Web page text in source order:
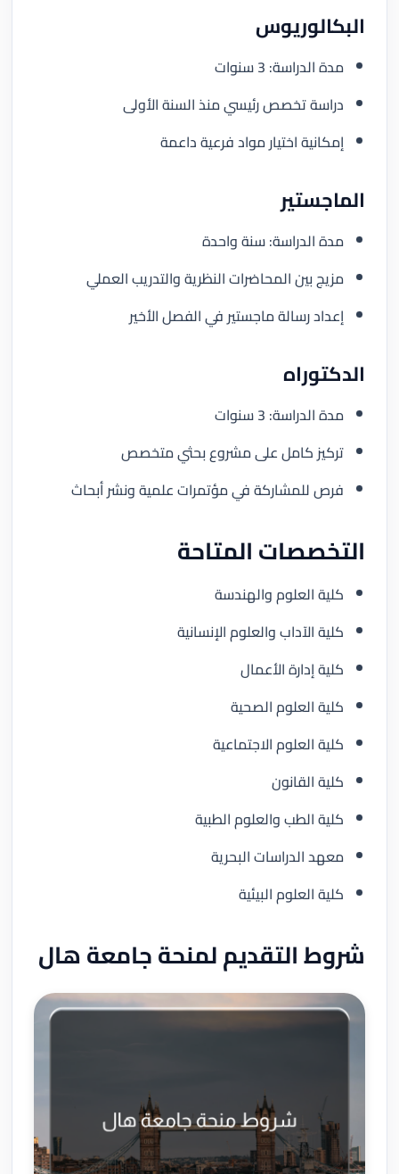
البكالوريوس
مدة الدراسة: 3 سنوات
دراسة تخصص رئيسي منذ السنة الأولى
إمكانية اختيار مواد فرعية داعمة
الماجستير
مدة الدراسة: سنة واحدة
مزيج بين المحاضرات النظرية والتدريب العملي
إعداد رسالة ماجستير في الفصل الأخير
الدكتوراه
مدة الدراسة: 3 سنوات
تركيز كامل على مشروع بحثي متخصص
فرص للمشاركة في مؤتمرات علمية ونشر أبحاث
التخصصات المتاحة
كلية العلوم والهندسة
كلية الآداب والعلوم الإنسانية
كلية إدارة الأعمال
كلية العلوم الصحية
كلية العلوم الاجتماعية
كلية القانون
كلية الطب والعلوم الطبية
معهد الدراسات البحرية
كلية العلوم البيئية
شروط التقديم لمنحة جامعة هال